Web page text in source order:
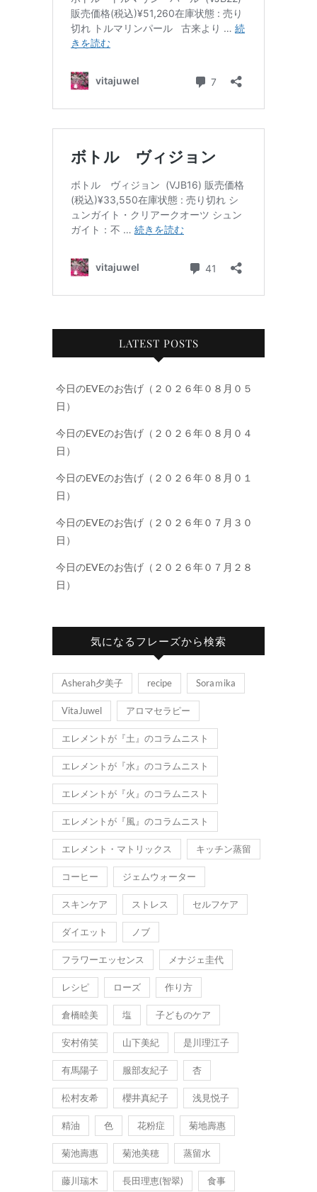
LATEST POSTS
今日のEVEのお告げ（２０２６年０８月０５
日）
今日のEVEのお告げ（２０２６年０８月０４
日）
今日のEVEのお告げ（２０２６年０８月０１
日）
今日のEVEのお告げ（２０２６年０７月３０
日）
今日のEVEのお告げ（２０２６年０７月２８
日）
気になるフレーズから検索
Asherah夕美子 recipe Soraｍika
VitaJuwel アロマセラピー
エレメントが『土』のコラムニスト
エレメントが『水』のコラムニスト
エレメントが『火』のコラムニスト
エレメントが『風』のコラムニスト
エレメント・マトリックス キッチン蒸留
コーヒー ジェムウォーター
スキンケア ストレス セルフケア
ダイエット ノブ
フラワーエッセンス メナジェ圭代
レシピ ローズ 作り方
倉橋睦美 塩 子どものケア
安村侑笑 山下美紀 是川理江子
有馬陽子 服部友紀子 杏
松村友希 櫻井真紀子 浅見悦子
精油 色 花粉症 菊地壽惠
菊池壽惠 菊池美穂 蒸留水
藤川瑞木 長田理恵(智翠) 食事